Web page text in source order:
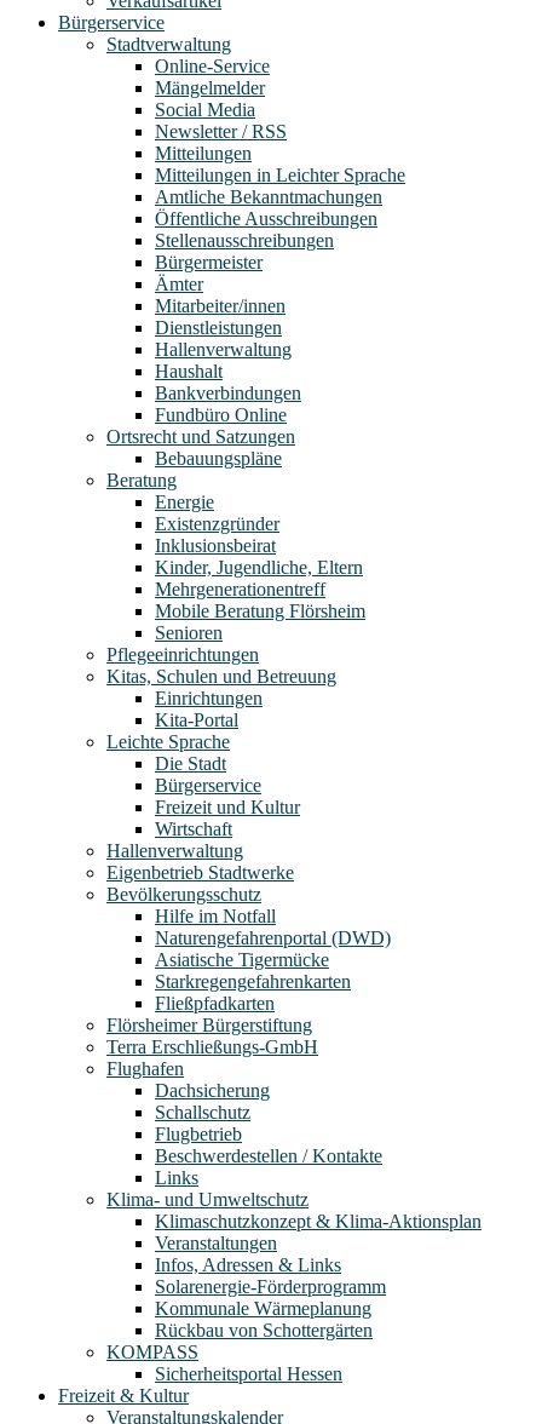
Bürgerservice
Stadtverwaltung
Online-Service
Mängelmelder
Social Media
Newsletter / RSS
Mitteilungen
Mitteilungen in Leichter Sprache
Amtliche Bekanntmachungen
Öffentliche Ausschreibungen
Stellenausschreibungen
Bürgermeister
Ämter
Mitarbeiter/innen
Dienstleistungen
Hallenverwaltung
Haushalt
Bankverbindungen
Fundbüro Online
Ortsrecht und Satzungen
Bebauungspläne
Beratung
Energie
Existenzgründer
Inklusionsbeirat
Kinder, Jugendliche, Eltern
Mehrgenerationentreff
Mobile Beratung Flörsheim
Senioren
Pflegeeinrichtungen
Kitas, Schulen und Betreuung
Einrichtungen
Kita-Portal
Leichte Sprache
Die Stadt
Bürgerservice
Freizeit und Kultur
Wirtschaft
Hallenverwaltung
Eigenbetrieb Stadtwerke
Bevölkerungsschutz
Hilfe im Notfall
Naturengefahrenportal (DWD)
Asiatische Tigermücke
Starkregengefahrenkarten
Fließpfadkarten
Flörsheimer Bürgerstiftung
Terra Erschließungs-GmbH
Flughafen
Dachsicherung
Schallschutz
Flugbetrieb
Beschwerdestellen / Kontakte
Links
Klima- und Umweltschutz
Klimaschutzkonzept & Klima-Aktionsplan
Veranstaltungen
Infos, Adressen & Links
Solarenergie-Förderprogramm
Kommunale Wärmeplanung
Rückbau von Schottergärten
KOMPASS
Sicherheitsportal Hessen
Freizeit & Kultur
Veranstaltungskalender